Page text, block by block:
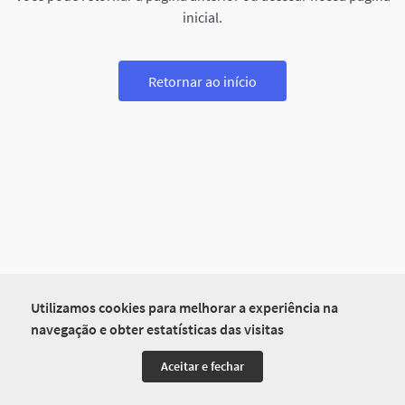
Utilizamos cookies para melhorar a experiência na
navegação e obter estatísticas das visitas
Aceitar e fechar
inicial.
Retornar ao início